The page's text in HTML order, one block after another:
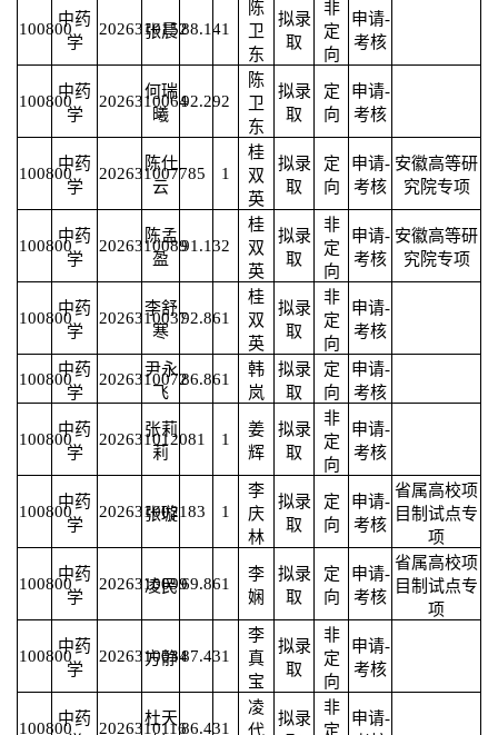
100800
中药
学
2026310152
张晨 88.141
陈
卫
东
拟录
取
非
定
向
申请-
考核
100800
中药
学
2026310064
何瑞
曦
92.292
陈
卫
东
拟录
取
定
向
申请-
考核
100800
中药
学
2026310077
陈仕
云
85 1
桂
双
英
拟录
取
定
向
申请-
考核
安徽高等研
究院专项
100800
中药
学
2026310089
陈孟
盈
91.132
桂
双
英
拟录
取
非
定
向
申请-
考核
安徽高等研
究院专项
100800
中药
学
2026310037
李舒
寒
92.861
桂
双
英
拟录
取
非
定
向
申请-
考核
100800
中药
学
2026310072
尹永
飞
86.861
韩
岚
拟录
取
定
向
申请-
考核
100800
中药
学
2026310120
张莉
莉
81 1
姜
辉
拟录
取
非
定
向
申请-
考核
100800
中药
学
2026310021
张璇 83 1
李
庆
林
拟录
取
定
向
申请-
考核
省属高校项
目制试点专
项
100800
中药
学
2026310099
凌民 69.861
李
娴
拟录
取
定
向
申请-
考核
省属高校项
目制试点专
项
100800
中药
学
2026310034
方静 87.431
李
真
宝
拟录
取
非
定
向
申请-
考核
100800
中药
2026310116
杜天
86.431
凌
代
拟录
非
定
申请-